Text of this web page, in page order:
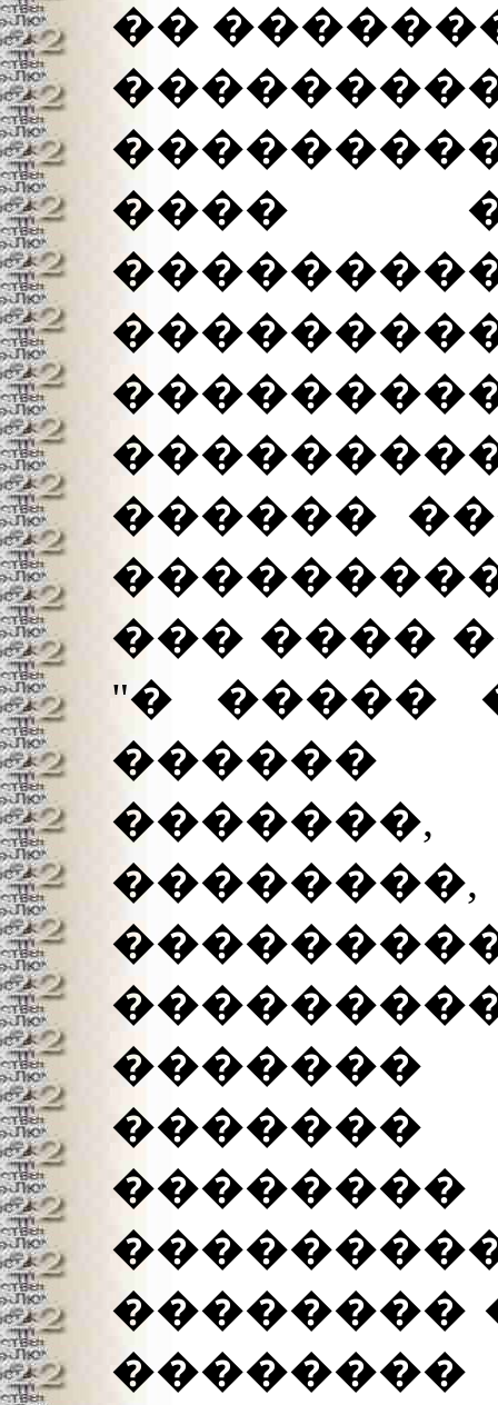
��
���� �
������
��� ����
"� �����
������
��������,
�������
��������